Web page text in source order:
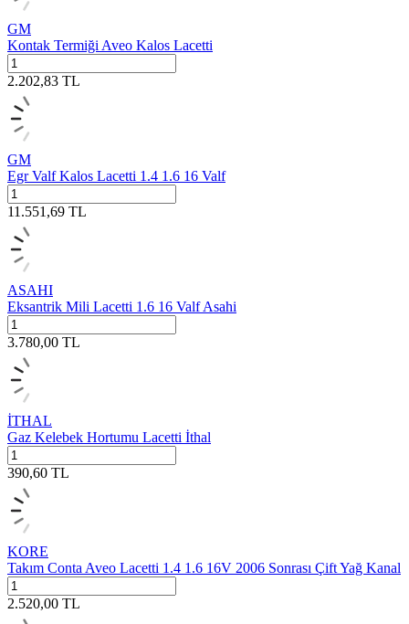
GM
Kontak Termiği Aveo Kalos Lacetti
2.202,83 TL
GM
Egr Valf Kalos Lacetti 1.4 1.6 16 Valf
11.551,69 TL
ASAHI
Eksantrik Mili Lacetti 1.6 16 Valf Asahi
3.780,00 TL
İTHAL
Gaz Kelebek Hortumu Lacetti İthal
390,60 TL
KORE
Takım Conta Aveo Lacetti 1.4 1.6 16V 2006 Sonrası Çift Yağ Kanal
2.520,00 TL